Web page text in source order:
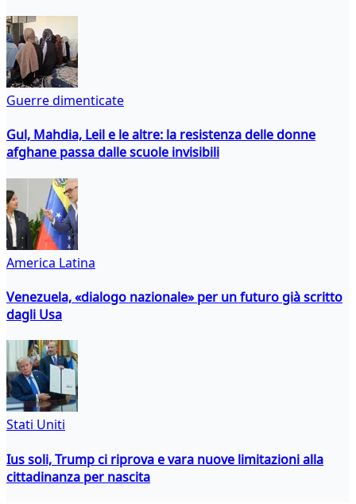
Guerre dimenticate
Gul, Mahdia, Leil e le altre: la resistenza delle donne
afghane passa dalle scuole invisibili
America Latina
Venezuela, «dialogo nazionale» per un futuro già scritto
dagli Usa
Stati Uniti
Ius soli, Trump ci riprova e vara nuove limitazioni alla
cittadinanza per nascita